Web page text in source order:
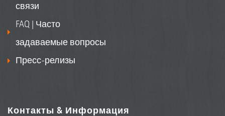
связи
FAQ | Часто
задаваемые вопросы
Пресс-релизы
Контакты & Информация